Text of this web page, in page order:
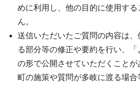
めに利用し、他の目的に使用す
ん。
送信いただいたご質問の内容は
る部分等の修正や要約を行い、
の形で公開させていただくことが
町の施策や質問が多岐に渡る場